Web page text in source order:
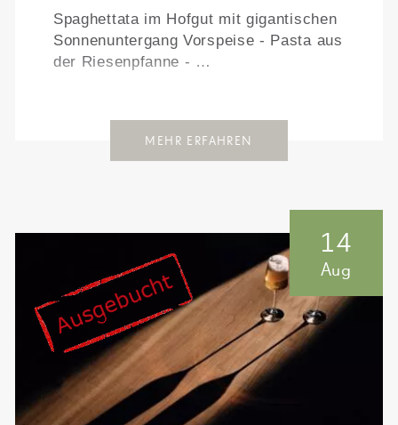
Spaghettata im Hofgut mit gigantischen
Sonnenuntergang Vorspeise - Pasta aus
der Riesenpfanne - …
MEHR ERFAHREN
14
Aug